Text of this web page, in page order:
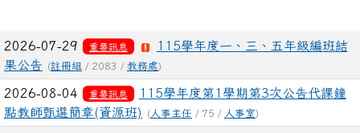
文章列表
2026-07-29 重要訊息
115學年度一、三、五年級編班結
果公告
(註冊組 / 2083 / 教務處)
2026-08-04 重要訊息
115學年度第1學期第3次公告代課鐘
點教師甄選簡章(資源班)
( 人事主任 / 75 / 人事室)